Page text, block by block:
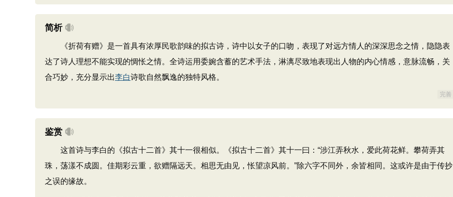
简析
《折荷有赠》是一首具有浓厚民歌韵味的拟古诗，诗中以女子的口吻，表现了对远方情人的深深思念之情，隐隐表
达了诗人理想不能实现的惆怅之情。全诗运用委婉含蓄的艺术手法，淋漓尽致地表现出人物的内心情感，意脉流畅，关
合巧妙，充分显示出李白诗歌自然飘逸的独特风格。
完善
鉴赏
这首诗与李白的《拟古十二首》其十一很相似。《拟古十二首》其十一曰：“涉江弄秋水，爱此荷花鲜。攀荷弄其
珠，荡漾不成圆。佳期彩云重，欲赠隔远天。相思无由见，怅望凉风前。”除六字不同外，余皆相同。这或许是由于传抄
之误的缘故。